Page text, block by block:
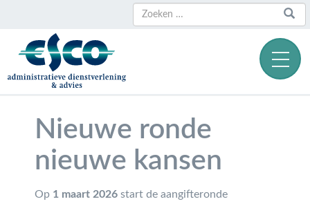
Zoeken
Zoeken
naar:
Nieuwe ronde
nieuwe kansen
Op 1 maart 2026 start de aangifteronde